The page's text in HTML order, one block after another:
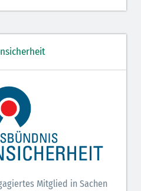
Mitglied in Sachen